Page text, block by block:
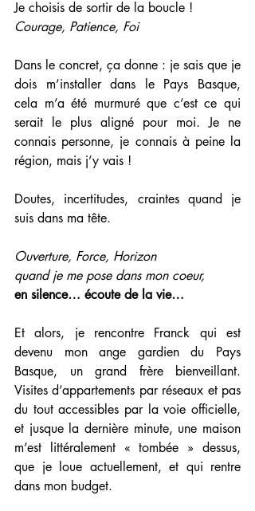
Je choisis de sortir de la boucle !
Courage, Patience, Foi
Dans le concret, ça donne : je sais que je
dois m’installer dans le Pays Basque,
cela m’a été murmuré que c’est ce qui
serait le plus aligné pour moi. Je ne
connais personne, je connais à peine la
région, mais j’y vais !
Doutes, incertitudes, craintes quand je
suis dans ma tête.
Ouverture, Force, Horizon
quand je me pose dans mon coeur,
en silence… écoute de la vie…
Et alors, je rencontre Franck qui est
devenu mon ange gardien du Pays
Basque, un grand frère bienveillant.
Visites d’appartements par réseaux et pas
du tout accessibles par la voie officielle,
et jusque la dernière minute, une maison
m’est littéralement « tombée » dessus,
que je loue actuellement, et qui rentre
dans mon budget.